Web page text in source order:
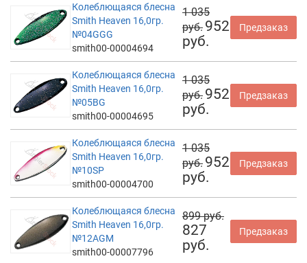
Колеблющаяся блесна
Smith Heaven 16,0гр.
№04GGG
smith00-00004694
1 035
руб. 952
руб.
Предзаказ
Колеблющаяся блесна
Smith Heaven 16,0гр.
№05BG
smith00-00004695
1 035
руб. 952
руб.
Предзаказ
Колеблющаяся блесна
Smith Heaven 16,0гр.
№10SP
smith00-00004700
1 035
руб. 952
руб.
Предзаказ
Колеблющаяся блесна
Smith Heaven 16,0гр.
№12AGM
smith00-00007796
899 руб.
827
руб.
Предзаказ